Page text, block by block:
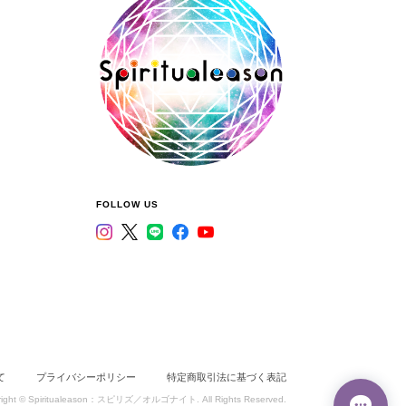
FOLLOW US
プライバシーポリシー 特定商取引法に基づく表記
© Spiritualeason：スピリズ／オルゴナイト. All Rights Reserved.